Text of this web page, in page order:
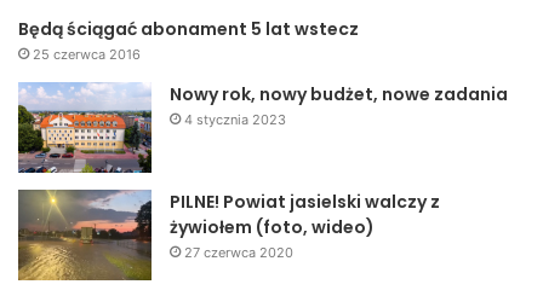
Będą ściągać abonament 5 lat wstecz
25 czerwca 2016
Nowy rok, nowy budżet, nowe zadania
4 stycznia 2023
PILNE! Powiat jasielski walczy z
żywiołem (foto, wideo)
27 czerwca 2020